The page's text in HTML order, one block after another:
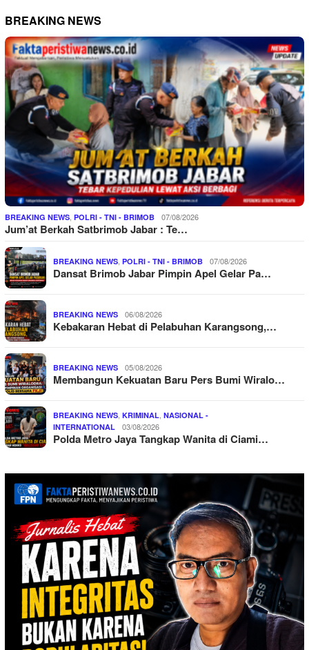
BREAKING NEWS
BREAKING NEWS, POLRI - TNI - BRIMOB 07/08/2026
Jum’at Berkah Satbrimob Jabar : Te…
BREAKING NEWS, POLRI - TNI - BRIMOB 07/08/2026
Dansat Brimob Jabar Pimpin Apel Gelar Pa…
BREAKING NEWS 06/08/2026
Kebakaran Hebat di Pelabuhan Karangsong,…
BREAKING NEWS 05/08/2026
Membangun Kekuatan Baru Pers Bumi Wiralo…
BREAKING NEWS, KRIMINAL, NASIONAL -
INTERNATIONAL
03/08/2026
Polda Metro Jaya Tangkap Wanita di Ciami…